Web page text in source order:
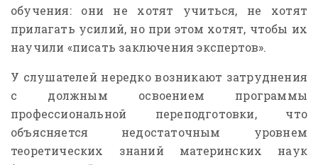
обучения: они не хотят учиться, не хотят
прилагать усилий, но при этом хотят, чтобы их
научили «писать заключения экспертов».
У слушателей нередко возникают затруднения
с должным освоением программы
профессиональной переподготовки, что
объясняется недостаточным уровнем
теоретических знаний материнских наук